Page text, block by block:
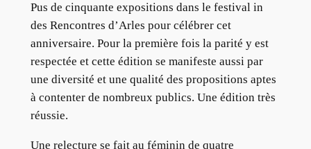
Pus de cinquante expositions dans le festival in
des Rencontres d’Arles pour célébrer cet
anniversaire. Pour la première fois la parité y est
respectée et cette édition se manifeste aussi par
une diversité et une qualité des propositions aptes
à contenter de nombreux publics. Une édition très
réussie.
Une relecture se fait au féminin de quatre